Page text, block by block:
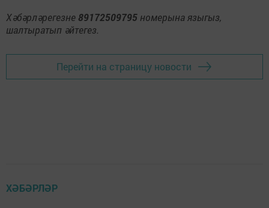
Хәбәрләрегезне 89172509795 номерына языгыз,
шалтыратып әйтегез.
Перейти на страницу новости
ХӘБӘРЛӘР